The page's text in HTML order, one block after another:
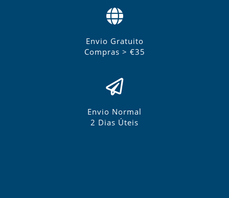
Envio Gratuito
Compras > €35
Envio Normal
2 Dias Úteis